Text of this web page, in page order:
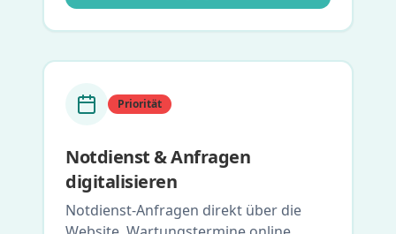
Priorität
Notdienst & Anfragen
digitalisieren
Notdienst-Anfragen direkt über die